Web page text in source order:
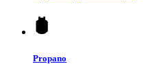
Propano